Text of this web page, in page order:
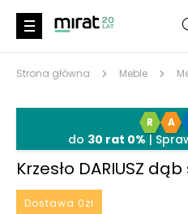
Strona główna Meble
R A
do 30 rat 0% |
Krzesło DARIUSZ
Dostawa 0zł